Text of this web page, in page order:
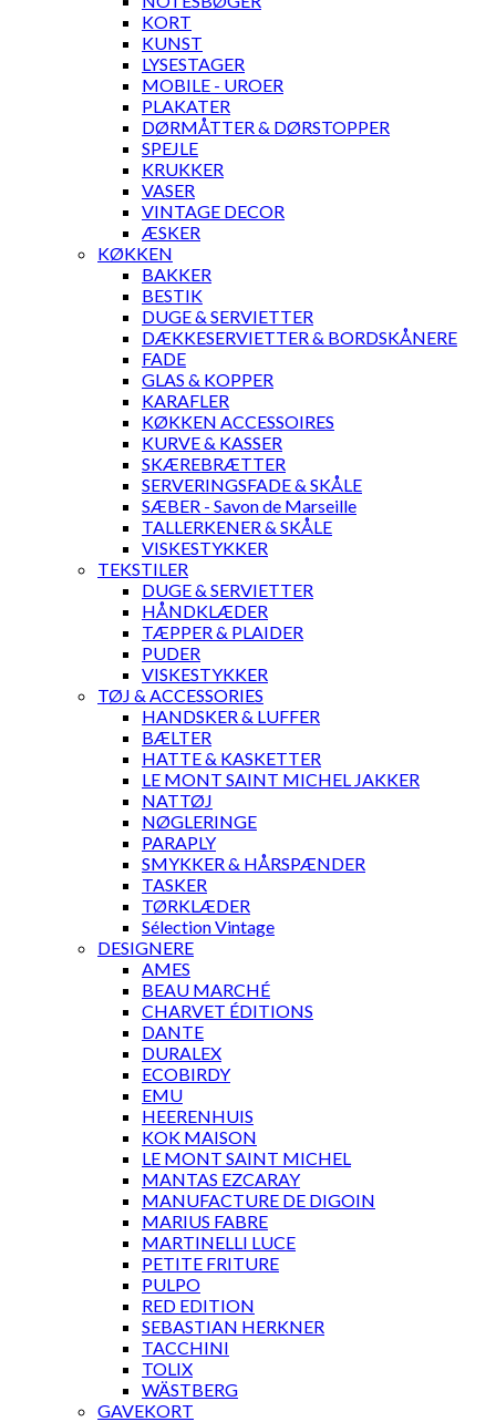
KORT
KUNST
LYSESTAGER
MOBILE - UROER
PLAKATER
DØRMÅTTER & DØRSTOPPER
SPEJLE
KRUKKER
VASER
VINTAGE DECOR
ÆSKER
KØKKEN
BAKKER
BESTIK
DUGE & SERVIETTER
DÆKKESERVIETTER & BORDSKÅNERE
FADE
GLAS & KOPPER
KARAFLER
KØKKEN ACCESSOIRES
KURVE & KASSER
SKÆREBRÆTTER
SERVERINGSFADE & SKÅLE
SÆBER - Savon de Marseille
TALLERKENER & SKÅLE
VISKESTYKKER
TEKSTILER
DUGE & SERVIETTER
HÅNDKLÆDER
TÆPPER & PLAIDER
PUDER
VISKESTYKKER
TØJ & ACCESSORIES
HANDSKER & LUFFER
BÆLTER
HATTE & KASKETTER
LE MONT SAINT MICHEL JAKKER
NATTØJ
NØGLERINGE
PARAPLY
SMYKKER & HÅRSPÆNDER
TASKER
TØRKLÆDER
Sélection Vintage
DESIGNERE
AMES
BEAU MARCHÉ
CHARVET ÉDITIONS
DANTE
DURALEX
ECOBIRDY
EMU
HEERENHUIS
KOK MAISON
LE MONT SAINT MICHEL
MANTAS EZCARAY
MANUFACTURE DE DIGOIN
MARIUS FABRE
MARTINELLI LUCE
PETITE FRITURE
PULPO
RED EDITION
SEBASTIAN HERKNER
TACCHINI
TOLIX
WÄSTBERG
GAVEKORT